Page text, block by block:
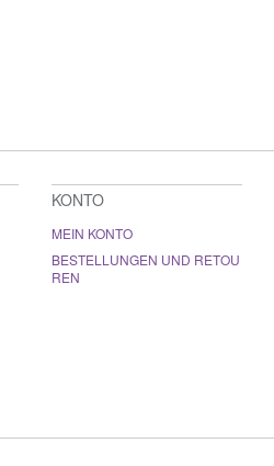
KONTO
MEIN KONTO
BESTELLUNGEN UND RETOU
REN